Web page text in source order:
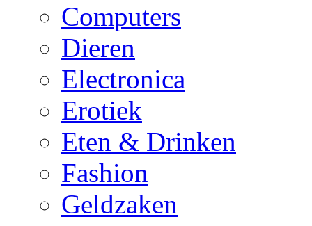
Computers
Dieren
Electronica
Erotiek
Eten & Drinken
Fashion
Geldzaken